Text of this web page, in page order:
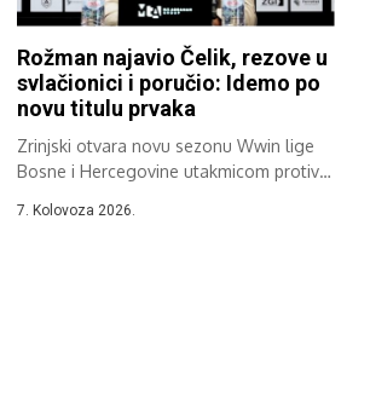
Rožman najavio Čelik, rezove u
svlačionici i poručio: Idemo po
novu titulu prvaka
Zrinjski otvara novu sezonu Wwin lige
Bosne i Hercegovine utakmicom protiv
7. Kolovoza 2026.